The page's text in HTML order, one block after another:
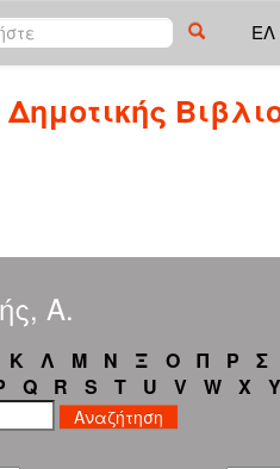
ΕΛ
Α.
Κ Λ Μ Ν Ξ Ο Π Ρ Σ
Q R S T U V W X Y